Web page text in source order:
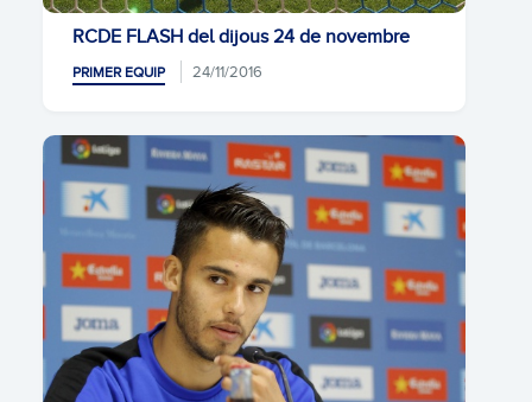
RCDE FLASH del dijous 24 de novembre
PRIMER EQUIP 24/11/2016